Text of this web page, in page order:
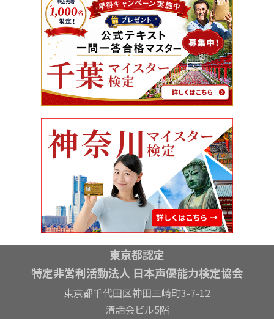
東京都認定
特定非営利活動法人 日本声優能力検定協会
東京都千代田区神田三崎町3-7-12
清話会ビル5階